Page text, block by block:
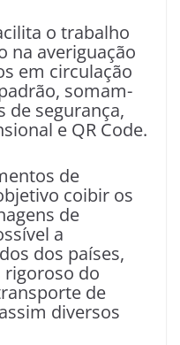
o trabalho
na averiguação
em circulação
somam-
de segurança,
e QR Code.
de
coibir os
de
a
dos países,
do
de
diversos